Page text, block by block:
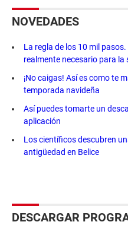
NOVEDADES
La regla de los 10 mil
realmente necesario para la
¡No caigas! Así es como te
temporada navideña
Así puedes tomarte un
aplicación
Los científicos descubren
antigüedad en Belice
DESCARGAR